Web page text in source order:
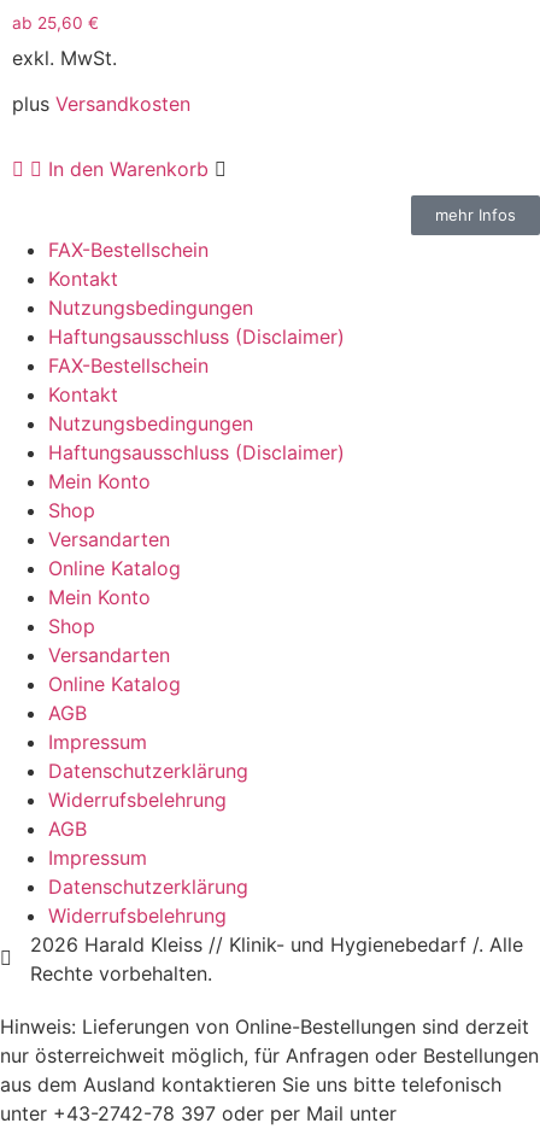
ab 25,60 €
exkl. MwSt.
plus Versandkosten
In den Warenkorb
2026 Harald Kleiss // Klinik- und Hygienebedarf /. Alle
Rechte vorbehalten.
Hinweis: Lieferungen von Online-Bestellungen sind derzeit
nur österreichweit möglich, für Anfragen oder Bestellungen
aus dem Ausland kontaktieren Sie uns bitte telefonisch
unter +43-2742-78 397 oder per Mail unter
AGB
Impressum
Datenschutzerklärung
Widerrufsbelehrung
AGB
Impressum
Datenschutzerklärung
Widerrufsbelehrung
Mein Konto
Shop
Versandarten
Online Katalog
Mein Konto
Shop
Versandarten
Online Katalog
FAX-Bestellschein
Kontakt
Nutzungsbedingungen
Haftungsausschluss (Disclaimer)
FAX-Bestellschein
Kontakt
Nutzungsbedingungen
Haftungsausschluss (Disclaimer)
mehr Infos